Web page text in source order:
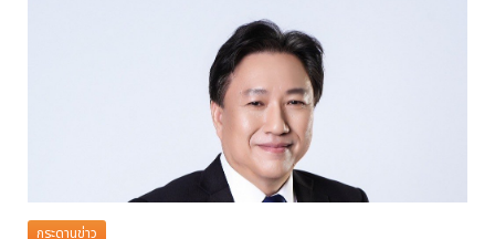
กระดานข่าว